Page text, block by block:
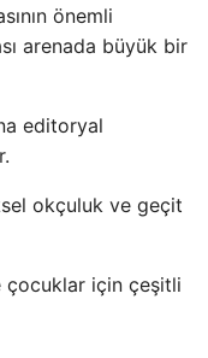
önemli
arenada büyük bir
editoryal
okçuluk ve geçit
çocuklar için çeşitli